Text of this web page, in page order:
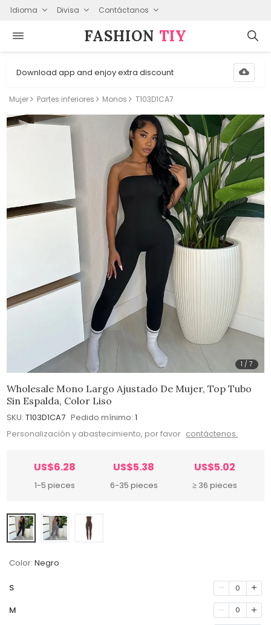
Idioma Divisa Contáctanos
FASHION⁠ TIY
Download app and enjoy extra discount
Mujer Partes inferiores Monos T103D1CA7
1 /7
Wholesale Mono Largo Ajustado De Mujer, Top Tubo
Sin Espalda, Color Liso
SKU: T103D1CA7 Pedido mínimo: 1
Personalización y abastecimiento, por favor contáctenos.
US$6.28
1-5 pieces
US$5.38
6-35 pieces
US$5.02
≥ 36 pieces
Color: Negro
S 0
M 0